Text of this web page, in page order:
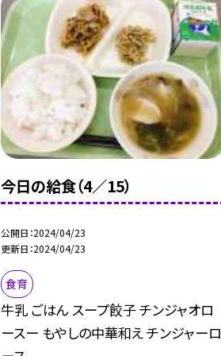
今日の給食（4／15）
公開日 2024/04/23
更新日 2024/04/23
食育
牛乳 ごはん スープ餃子 チンジャオロ
ースー もやしの中華和え チンジャーロ